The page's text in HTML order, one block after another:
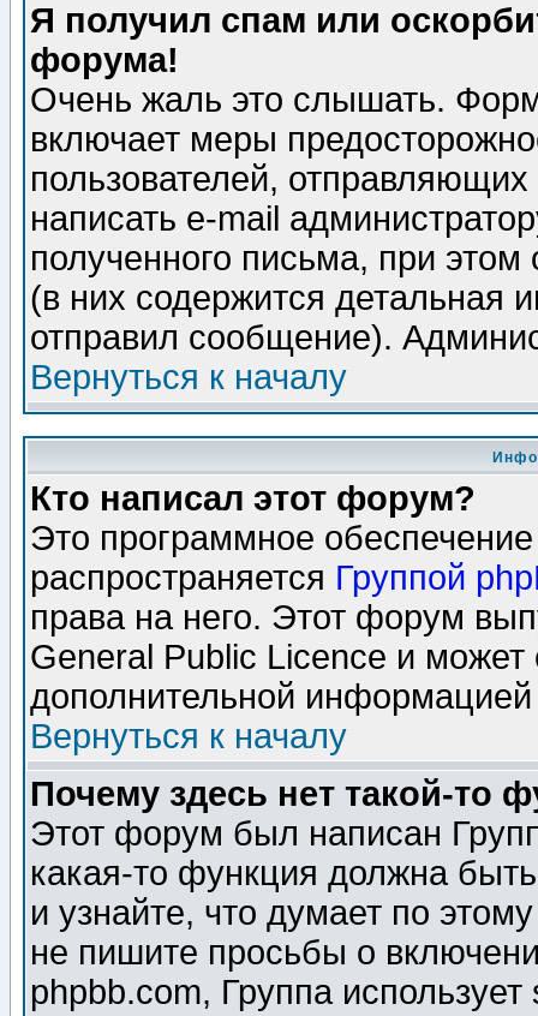
Я получил спам или
форума!
Очень жаль это слышать.
включает меры
пользователей,
написать e-mail
полученного письма, при этом
(в них содержится детальная
отправил сообщение).
Вернуться к началу
Кто написал этот форум?
Это программное
распространяется Группой
права на него. Этот форум
General Public Licence и может
дополнительной
Вернуться к началу
Почему здесь нет такой-то
Этот форум был написан
какая-то функция должна
и узнайте, что думает по
не пишите просьбы о
phpbb.com, Группа